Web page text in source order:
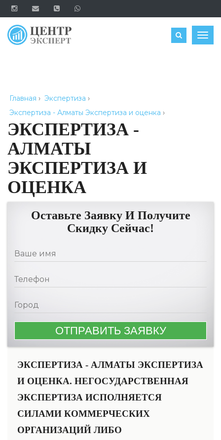
ОЦЕНИТЬ
Главная › Экспертиза ›
Экспертиза - Алматы Экспертиза и оценка ›
ЭКСПЕРТИЗА -
АЛМАТЫ
ЭКСПЕРТИЗА И
ОЦЕНКА
Оставьте Заявку И Получите
Скидку Сейчас!
ЭКСПЕРТИЗА - АЛМАТЫ ЭКСПЕРТИЗА
И ОЦЕНКА. НЕГОСУДАРСТВЕННАЯ
ЭКСПЕРТИЗА ИСПОЛНЯЕТСЯ
СИЛАМИ КОММЕРЧЕСКИХ
ОРГАНИЗАЦИЙ ЛИБО